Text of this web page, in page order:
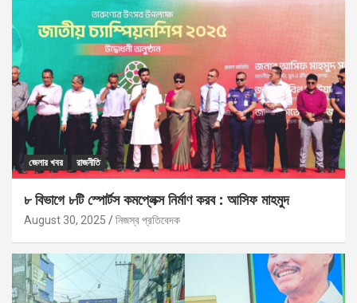
জেলার খবর রাজনীতি
৮ বিভাগে ৮টি স্পোর্টস কমপ্লেক্স নির্মাণ করব : আসিফ মাহমুদ
August 30, 2025 নিজস্ব প্রতিবেদক